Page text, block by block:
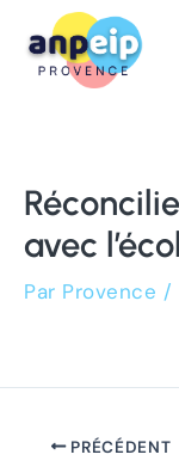
contenu
avec
Par Provence /
Navigation
des
articles
PRÉCÉDENT